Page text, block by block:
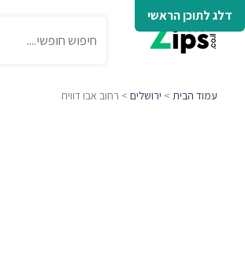
דלג לתוכן הראשי
עמוד הבית > ירושלים > רחוב אבו דוויח